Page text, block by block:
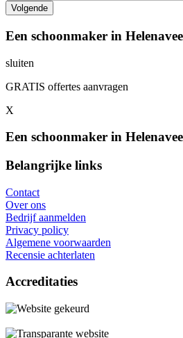
Een schoonmaker in
sluiten
GRATIS offertes aanvragen
X
Een schoonmaker in
Belangrijke links
Contact
Over ons
Bedrijf aanmelden
Privacy policy
Algemene voorwaarden
Recensie achterlaten
Accreditaties